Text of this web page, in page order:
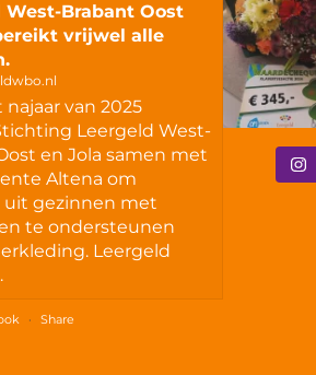
West-Brabant Oost
vrijwel alle
najaar van 2025
Leergeld West-
en Jola samen met
Altena om
uit gezinnen met
te ondersteunen
Leergeld
· Share